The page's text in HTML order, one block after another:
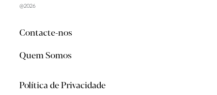
@2026
Contacte-nos
Quem Somos
Política de Privacidade